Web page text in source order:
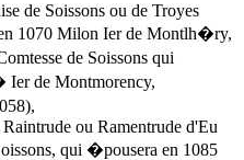
de Soissons ou de Troyes
1070 Milon Ier de Montlh�ry,
de Soissons qui
de Montmorency,
ou Ramentrude d'Eu
qui �pousera en 1085